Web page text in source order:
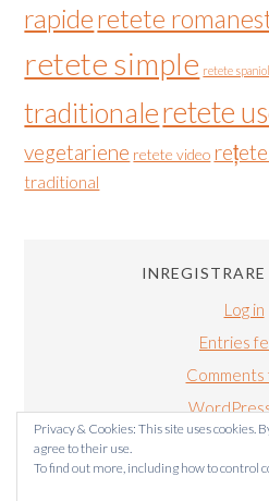
rapideretete
retete simple retete
traditionaleretete
vegetariene retete video
traditional
Privacy & Cookies: This site uses cookies.
agree to their use.
To find out more, including how to control
Log in
Entries